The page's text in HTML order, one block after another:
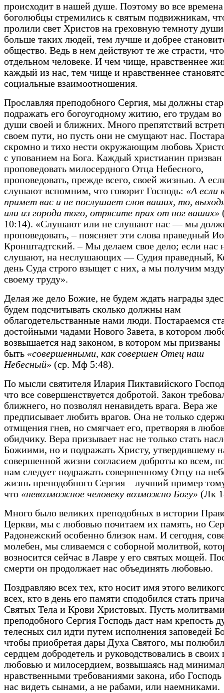
происходит в нашей душе. Поэтому во все времена
боголюбцы стремились к святым подвижникам,
пролили свет Христов на греховную темноту
больше таких людей, тем лучше и добрее
общество. Ведь в нем действуют те же страсти,
отдельном человеке. И чем чище, нравственнее
каждый из нас, тем чище и нравственнее
социальные взаимоотношения.
Прославляя преподобного Сергия, мы должны
подражать его богоугодному житию, его трудам
души своей и ближних. Много препятствий
своем пути, но пусть они не смущают нас.
скромно и тихо нести окружающим любовь
с упованием на Бога. Каждый христианин призван
проповедовать милосердного Отца Небесного,
проповедовать, прежде всего, своей жизнью. А
слушают вспомним, что говорит Господь: «А если
примет вас и не послушает слов ваших, то,
или из города того, отрясите прах от ног ваших»
10:14). «Слушают или не слушают нас — мы
проповедовать, – поясняет эти слова праведный
Кронштадтский. – Мы делаем свое дело; если нас
слушают, на неслушающих — Судия праведный,
день Суда строго взыщет с них, а мы получим
своему труду».
Делая же дело Божие, не будем ждать награды
будем подсчитывать сколько должны нам
облагодетельстванные нами люди. Постараемся
достойными чадами Нового Завета, в котором
возвышается над законом, в котором мы призваны
быть «совершенными, как совершен Отец наш
Небесный» (ср. Мф 5:48).
По мысли святителя Илария Пиктавийского
что все совершенствуется добротой. Закон
ближнего, но позволял ненавидеть врага. Вера же
предписывает любить врагов. Она не только
отмщения гнев, но смягчает его, претворяя в
обидчику. Вера призывает нас не только стать
Божиими, но и подражать Христу, утвердившему
совершенной жизни согласием доброты ко всем,
нам следует подражать совершенному Отцу на
жизнь преподобного Сергия – лучший пример
что «невозможное человеку возможно Богу» (Лк
Много было великих преподобных в истории
Церкви, мы с любовью почитаем их память, но
Радонежский особенно близок нам. И сегодня,
молебен, мы сливаемся с соборной молитвой,
возносится сейчас в Лавре у его святых мощей.
смерти он продолжает нас объединять любовью.
Поздравляю всех тех, кто носит имя этого
всех, кто в день его памяти сподобился стать
Святых Тела и Крови Христовых. Пусть
преподобного Сергия Господь даст нам крепость
телесных сил идти путем исполнения заповедей
чтобы приобретая дары Духа Святого, мы
сердцем добродетель и руководствовались в своих
любовью и милосердием, возвышаясь над
нравственными требованиями закона, ибо Господь
нас видеть сынами, а не рабами, или наемниками.